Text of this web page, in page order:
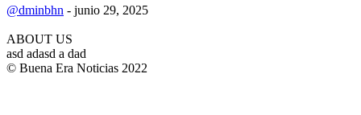
@dminbhn - junio 29, 2025
ABOUT US
asd adasd a dad
© Buena Era Noticias 2022